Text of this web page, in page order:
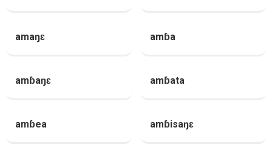
amaŋɛ amɓa
amɓaŋɛ amɓata
amɓea amɓisaŋɛ